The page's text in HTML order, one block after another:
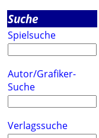
Suche
Spielsuche
Autor/Grafiker-
Suche
Verlagssuche